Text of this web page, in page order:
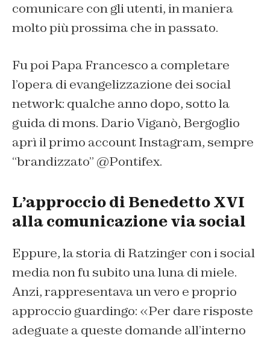
comunicare con gli utenti, in maniera
molto più prossima che in passato.
Fu poi Papa Francesco a completare
l’opera di evangelizzazione dei social
network: qualche anno dopo, sotto la
guida di mons. Dario Viganò, Bergoglio
aprì il primo account Instagram, sempre
“brandizzato” @Pontifex.
L’approccio di Benedetto XVI
alla comunicazione via social
Eppure, la storia di Ratzinger con i social
media non fu subito una luna di miele.
Anzi, rappresentava un vero e proprio
approccio guardingo: «Per dare risposte
adeguate a queste domande all’interno